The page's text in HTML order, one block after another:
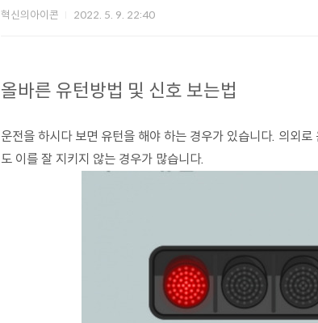
혁신의아이콘 2022. 5. 9. 22:40
올바른 유턴방법 및 신호 보는법
운전을 하시다 보면 유턴을 해야 하는 경우가 있습니다. 의외
도 이를 잘 지키지 않는 경우가 많습니다.